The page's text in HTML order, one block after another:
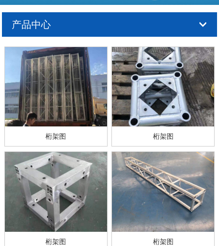
产品中心
桁架图 桁架图
桁架图 桁架图